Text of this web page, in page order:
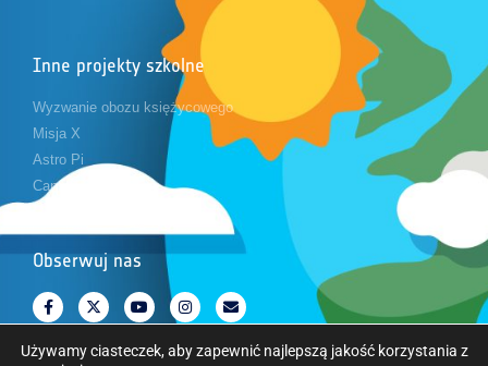
Inne projekty szkolne
Wyzwanie obozu księżycowego
Misja X
Astro Pi
CanSat
Obserwuj nas
Używamy ciasteczek, aby zapewnić najlepszą jakość korzystania z